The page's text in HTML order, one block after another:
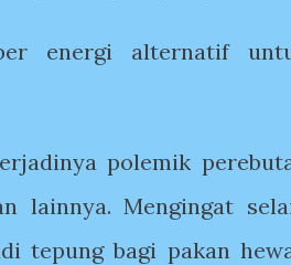
energi alternatif
polemik
lainnya. Mengingat
tepung bagi pakan